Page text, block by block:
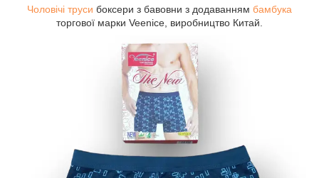
Чоловічі труси боксери з бавовни з додаванням бамбука
торгової марки Veenice, виробництво Китай.